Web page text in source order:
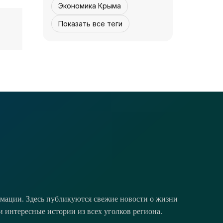
Экономика Крыма
Показать все теги
Здесь публикуются свежие новости о жизни
истории из всех уголков региона.